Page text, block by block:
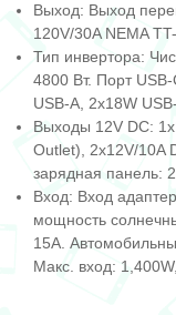
Выход: Выход
120V/30A NEMA
Тип инвертора:
4800 Вт. Порт
USB-A, 2x18W
Выходы 12V DC:
Outlet), 2x12V/10A
зарядная панель:
Вход: Вход
мощность
15A.
Макс. вход: